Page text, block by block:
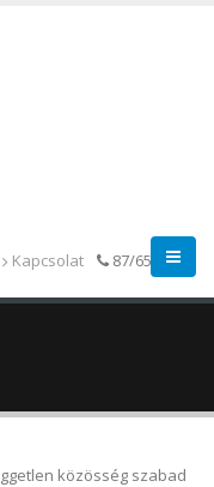
Kapcsolat 87/655-014
közösség szabad